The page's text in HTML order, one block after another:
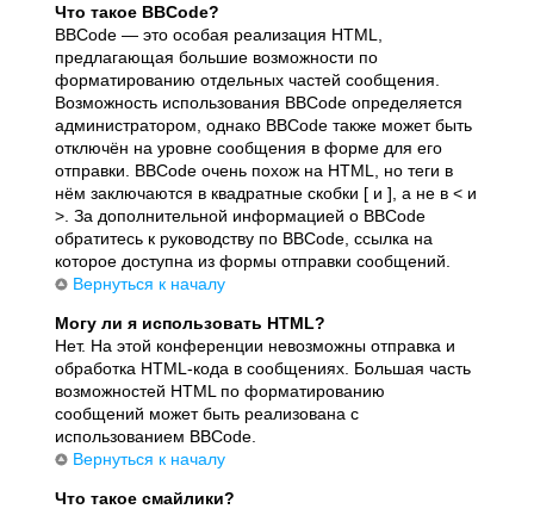
Что такое BBCode?
BBCode — это особая реализация HTML,
предлагающая большие возможности по
форматированию отдельных частей сообщения.
Возможность использования BBCode определяется
администратором, однако BBCode также может быть
отключён на уровне сообщения в форме для его
отправки. BBCode очень похож на HTML, но теги в
нём заключаются в квадратные скобки [ и ], а не в < и
>. За дополнительной информацией о BBCode
обратитесь к руководству по BBCode, ссылка на
которое доступна из формы отправки сообщений.
Вернуться к началу
Могу ли я использовать HTML?
Нет. На этой конференции невозможны отправка и
обработка HTML-кода в сообщениях. Большая часть
возможностей HTML по форматированию
сообщений может быть реализована с
использованием BBCode.
Вернуться к началу
Что такое смайлики?